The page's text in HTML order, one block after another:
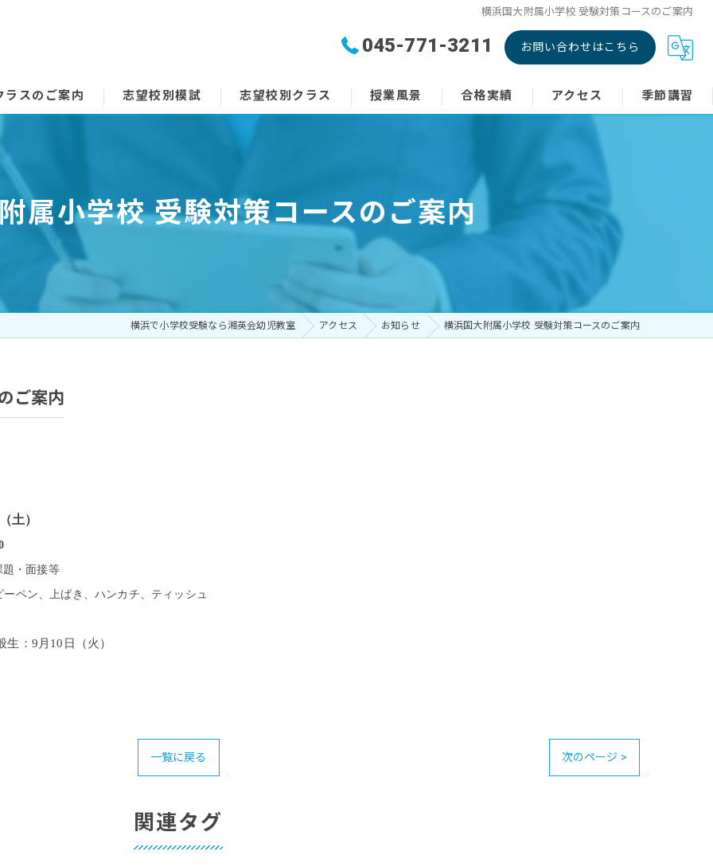
横浜国大附属小学校 受験対策コースのご案内
045-771-3211 お問い合わせはこちら
ラスのご案内 志望校別模試 志望校別クラス 授業風景 合格実績 アクセス 季節講習
属小学校 受験対策コースのご案内
横浜で小学校受験なら湘英会幼児教室 アクセス お知らせ 横浜国大附属小学校 受験対策コースのご案内
ご案内
土）
題・面接等
ペン、上ばき、ハンカチ、ティッシュ
：9月10日（火）
一覧に戻る 次のページ >
関連タグ